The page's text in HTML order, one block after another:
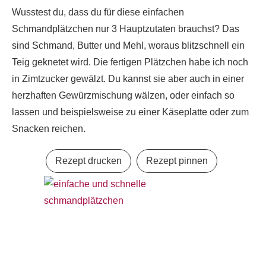
Wusstest du, dass du für diese einfachen
Schmandplätzchen nur 3 Hauptzutaten brauchst? Das
sind Schmand, Butter und Mehl, woraus blitzschnell ein
Teig geknetet wird. Die fertigen Plätzchen habe ich noch
in Zimtzucker gewälzt. Du kannst sie aber auch in einer
herzhaften Gewürzmischung wälzen, oder einfach so
lassen und beispielsweise zu einer Käseplatte oder zum
Snacken reichen.
Rezept drucken Rezept pinnen